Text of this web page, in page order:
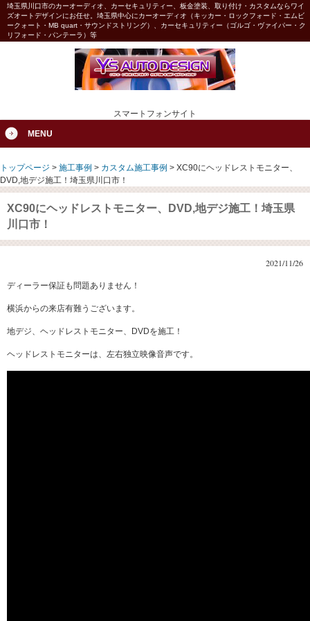
埼玉県川口市のカーオーディオ、カーセキュリティー、板金塗装、取り付け・カスタムならワイ
ズオートデザインにお任せ。埼玉県中心にカーオーディオ（キッカー・ロックフォード・エムビ
ークォート・MB quart・サウンドストリング）、カーセキュリティー（ゴルゴ・ヴァイパー・ク
リフォード・パンテーラ）等
スマートフォンサイト
MENU
トップページ > 施工事例 > カスタム施工事例 > XC90にヘッドレストモニター、
DVD,地デジ施工！埼玉県川口市！
XC90にヘッドレストモニター、DVD,地デジ施工！埼玉県
川口市！
2021/11/26
ディーラー保証も問題ありません！
横浜からの来店有難うございます。
地デジ、ヘッドレストモニター、DVDを施工！
ヘッドレストモニターは、左右独立映像音声です。